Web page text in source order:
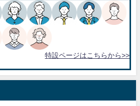
特設ページはこちらから>>